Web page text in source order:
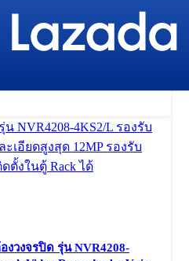
งวงจรปิด รุ่น NVR4208-